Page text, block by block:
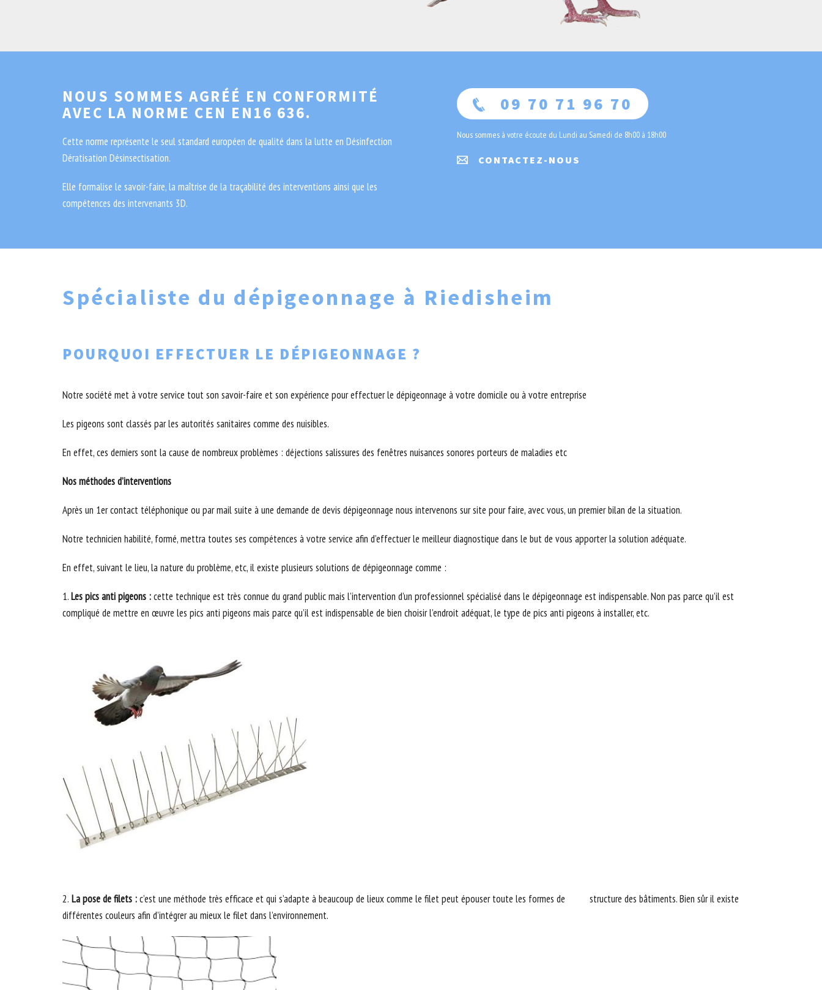
NOUS SOMMES AGRÉÉ EN CONFORMITÉ
AVEC LA NORME CEN EN16 636.
Cette norme représente le seul standard européen de qualité dans la lutte en Désinfection
Dératisation Désinsectisation.
Elle formalise le savoir-faire, la maîtrise de la traçabilité des interventions ainsi que les
compétences des intervenants 3D.
09 70 71 96 70
Nous sommes à votre écoute du Lundi au Samedi de 8h00 à 18h00
CONTACTEZ-NOUS
Spécialiste du dépigeonnage à Riedisheim
POURQUOI EFFECTUER LE DÉPIGEONNAGE ?
Notre société met à votre service tout son savoir-faire et son expérience pour effectuer le dépigeonnage à votre domicile ou à votre entreprise
Les pigeons sont classés par les autorités sanitaires comme des nuisibles.
En effet, ces derniers sont la cause de nombreux problèmes : déjections salissures des fenêtres nuisances sonores porteurs de maladies etc
Nos méthodes d’interventions
Après un 1er contact téléphonique ou par mail suite à une demande de devis dépigeonnage nous intervenons sur site pour faire, avec vous, un premier bilan de la situation.
Notre technicien habilité, formé, mettra toutes ses compétences à votre service afin d’effectuer le meilleur diagnostique dans le but de vous apporter la solution adéquate.
En effet, suivant le lieu, la nature du problème, etc, il existe plusieurs solutions de dépigeonnage comme :
1.Les pics anti pigeons :cette technique est très connue du grand public mais l’intervention d’un professionnel spécialisé dans le dépigeonnage est indispensable. Non pas parce qu’il est
compliqué de mettre en œuvre les pics anti pigeons mais parce qu’il est indispensable de bien choisir l’endroit adéquat, le type de pics anti pigeons à installer, etc.
2. La pose de filets :c’est une méthode très efficace et qui s’adapte à beaucoup de lieux comme le filet peut épouser toute les formes de structure des bâtiments. Bien sûr il existe
différentes couleurs afin d’intégrer au mieux le filet dans l’environnement.